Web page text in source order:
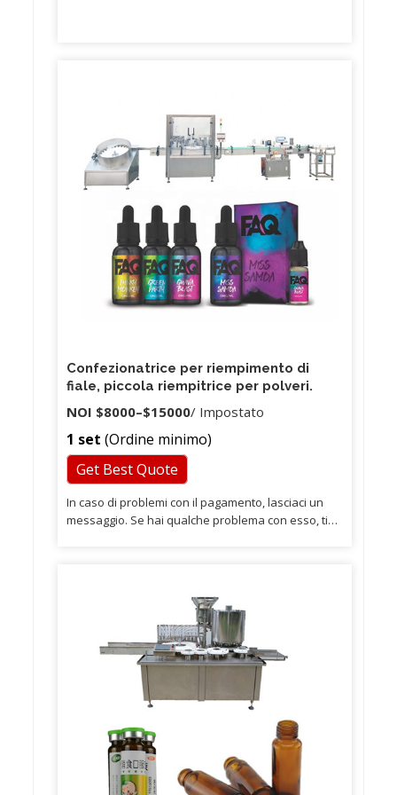
Confezionatrice per riempimento di
fiale, piccola riempitrice per polveri.
NOI $8000–$15000/ Impostato
1 set (Ordine minimo)
Get Best Quote
In caso di problemi con il pagamento, lasciaci un
messaggio. Se hai qualche problema con esso, ti